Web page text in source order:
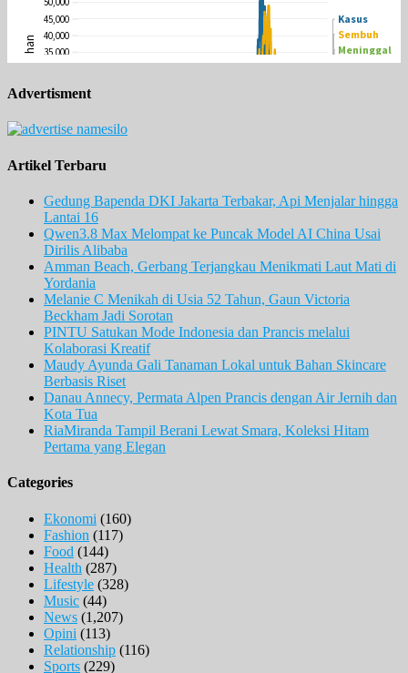
Advertisment
Artikel Terbaru
Gedung Bapenda DKI Jakarta Terbakar, Api Menjalar hingga
Lantai 16
Qwen3.8 Max Melompat ke Puncak Model AI China Usai
Dirilis Alibaba
Amman Beach, Gerbang Terjangkau Menikmati Laut Mati di
Yordania
Melanie C Menikah di Usia 52 Tahun, Gaun Victoria
Beckham Jadi Sorotan
PINTU Satukan Mode Indonesia dan Prancis melalui
Kolaborasi Kreatif
Maudy Ayunda Gali Tanaman Lokal untuk Bahan Skincare
Berbasis Riset
Danau Annecy, Permata Alpen Prancis dengan Air Jernih dan
Kota Tua
RiaMiranda Tampil Berani Lewat Smara, Koleksi Hitam
Pertama yang Elegan
Categories
Ekonomi (160)
Fashion (117)
Food (144)
Health (287)
Lifestyle (328)
Music (44)
News (1,207)
Opini (113)
Relationship (116)
Sports (229)